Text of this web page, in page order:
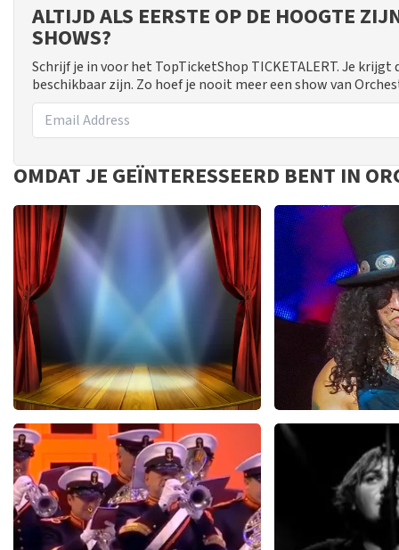
ALTIJD ALS EERSTE OP DE HOOGTE
SHOWS?
Schrijf je in voor het TopTicketShop TICKETALERT. Je
beschikbaar zijn. Zo hoef je nooit meer een show van
OMDAT JE GEÏNTERESSEERD BENT IN
Bokkenrijders
37 reviews
BEKIJKEN
Guns N